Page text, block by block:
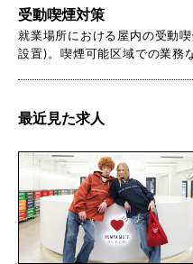
受動喫煙対策
就業場所における屋内の受動
設置)。喫煙可能区域での業務
最近見た求人